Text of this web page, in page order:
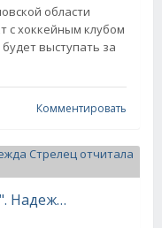
области
с хоккейным клубом
выступать за
Комментировать
"Это профессиональное дно". Надежда Стрелец отчитала комментатора "Матч ТВ"